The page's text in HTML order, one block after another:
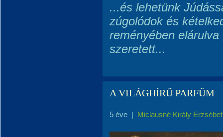
...és lehetünk
zúgolódok és
reményében
szeretett...
A VILÁGHÍRŰ PARFÜM
5 éve | Miclausné Király Erzsébet